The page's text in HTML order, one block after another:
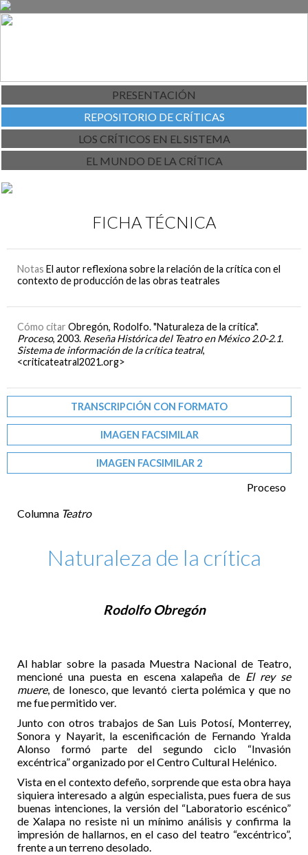
PRESENTACIÓN
REPOSITORIO DE CRÍTICAS
LOS CRÍTICOS EN EL SISTEMA
EL MUNDO DE LA CRÍTICA
FICHA TÉCNICA
Notas El autor reflexiona sobre la relación de la crítica con el
contexto de producción de las obras teatrales
Cómo citar Obregón, Rodolfo. "Naturaleza de la crítica".
Proceso, 2003. Reseña Histórica del Teatro en México 2.0-2.1.
Sistema de información de la crítica teatral,
<criticateatral2021.org>
TRANSCRIPCIÓN CON FORMATO
IMAGEN FACSIMILAR
IMAGEN FACSIMILAR 2
Proceso
Columna Teatro
Naturaleza de la crítica
Rodolfo Obregón
Al hablar sobre la pasada Muestra Nacional de Teatro,
mencioné una puesta en escena xalapeña de El rey se
muere, de Ionesco, que levantó cierta polémica y que no
me fue permitido ver.
Junto con otros trabajos de San Luis Potosí, Monterrey,
Sonora y Nayarit, la escenificación de Fernando Yralda
Alonso formó parte del segundo ciclo “Invasión
excéntrica” organizado por el Centro Cultural Helénico.
Vista en el contexto defeño, sorprende que esta obra haya
siquiera interesado a algún especialista, pues fuera de sus
buenas intenciones, la versión del “Laboratorio escénico”
de Xalapa no resiste ni un mínimo análisis y confirma la
impresión de hallarnos, en el caso del teatro “excéntrico”,
frente a un terreno desolado.